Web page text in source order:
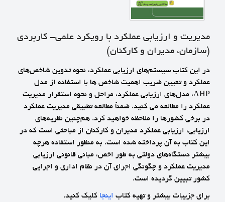
مدیریت و ارزیابی عملکرد با رویکرد علمی- کاربردی
(سازمان، مدیران و کارکنان)
در این کتاب سیستم‌های ارزیابی عملکرد، نحوه تدوین شاخص‌های
عملکرد و تعیین ضریب اهمیت شاخص ها با استفاده از مدل
AHP، مدل‌های ارزیابی عملکرد، مراحل و نحوه استقرار مدیریت
عملکرد را مطالعه می کنید. ضمناً مطالعه تطبیقی مدیریت عملکرد
در برخی کشورها را ملاحظه خواهید کرد. هم‌چنین نظریه‌های
ارزیابی، ارزیابی عملکرد مدیران و کارکنان از مباحثی است که در
این کتاب به آن پرداخته شده است. به منظور استفاده هرچه
بیشتر دستگاه‌های دولتی به طور اخص، مبانی قانونی ارزیابی
مدیریت عملکرد و چگونگی اجرای آن در نظام اداری و اجرایی
کشور تبیین گردیده است.
برای جزییات بیشتر و تهیه کتاب اینجا کلیک کنید.